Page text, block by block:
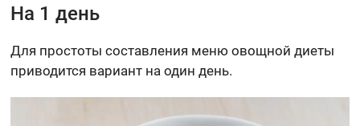
На 1 день
Для простоты составления меню овощной диеты
приводится вариант на один день.